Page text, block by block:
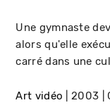
Une gymnaste
alors qu'elle
carré dans une
Art vidéo 2003